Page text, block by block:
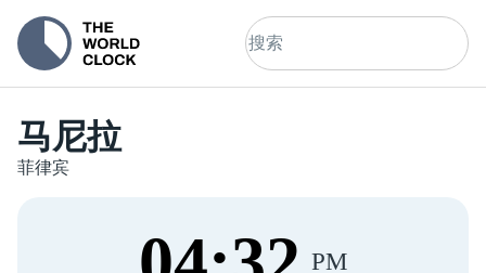
马尼拉
菲律宾
PM